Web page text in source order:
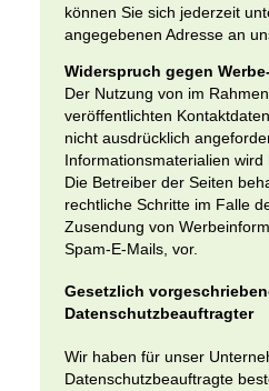
können Sie sich jederzeit
angegebenen Adresse an
Widerspruch gegen
Der Nutzung von im
veröffentlichten
nicht ausdrücklich
Informationsmaterialien
Die Betreiber der Seiten
rechtliche Schritte im Falle
Zusendung von
Spam-E-Mails, vor.
Gesetzlich
Datenschutzbeauftragter
Wir haben für unser
Datenschutzbeauftragte